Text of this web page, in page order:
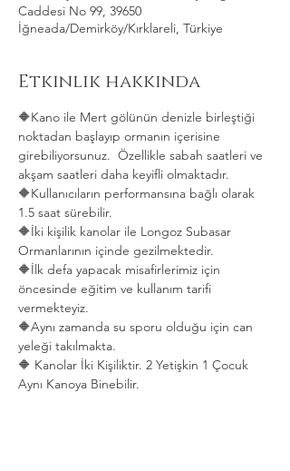
Caddesi No 99, 39650
İğneada/Demirköy/Kırklareli, Türkiye
Etkinlik hakkında
🔶Kano ile Mert gölünün denizle birleştiği
noktadan başlayıp ormanın içerisine
girebiliyorsunuz.  Özellikle sabah saatleri ve
akşam saatleri daha keyifli olmaktadır.
🔶Kullanıcıların performansına bağlı olarak
1.5 saat sürebilir.
🔶İki kişilik kanolar ile Longoz Subasar
Ormanlarının içinde gezilmektedir.
🔶İlk defa yapacak misafirlerimiz için
öncesinde eğitim ve kullanım tarifi
vermekteyiz.
🔶Aynı zamanda su sporu olduğu için can
yeleği takılmakta.
🔶 Kanolar İki Kişiliktir. 2 Yetişkin 1 Çocuk
Aynı Kanoya Binebilir.